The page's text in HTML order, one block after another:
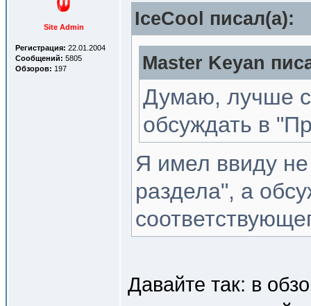
Site Admin
Регистрация: 22.01.2004
Сообщений: 5805
Обзоров: 197
IceCool писал(a):
Master Keyan
Думаю, лучше
обсуждать в
Я имел ввиду
раздела", а
Давайте так: в